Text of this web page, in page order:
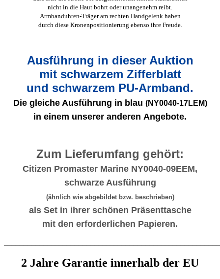
nicht in die Haut bohrt oder unangenehm reibt.
Armbanduhren-Träger am rechten Handgelenk haben
durch diese Kronenpositionierung ebenso ihre Freude.
Ausführung in dieser Auktion
mit schwarzem Zifferblatt
und schwarzem PU-Armband.
Die gleiche Ausführung in blau (NY0040-17LEM)
in einem unserer anderen Angebote.
Zum Lieferumfang gehört:
Citizen Promaster Marine NY0040-09EEM,
schwarze Ausführung
(ähnlich wie abgebildet bzw. beschrieben)
als Set in ihrer schönen Präsenttasche
mit den erforderlichen Papieren.
2 Jahre Garantie innerhalb der EU